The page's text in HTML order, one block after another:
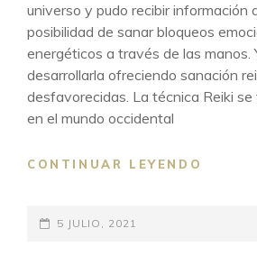
universo y pudo recibir información
posibilidad de sanar bloqueos
energéticos a través de las manos.
desarrollarla ofreciendo sanación
desfavorecidas. La técnica Reiki
en el mundo occidental
CONTINUAR LEYENDO
PUBLICADO
5 JULIO, 2021